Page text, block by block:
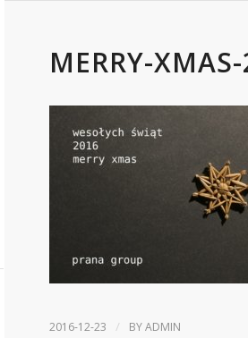
MERRY-
2016-12-23 / BYADMIN